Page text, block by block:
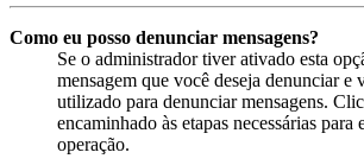
Como eu posso denunciar mensagens?
Se o administrador tiver ativado esta
mensagem que você deseja denunciar e
utilizado para denunciar mensagens.
encaminhado às etapas necessárias para
operação.